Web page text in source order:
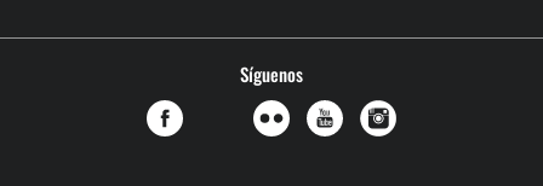
Síguenos